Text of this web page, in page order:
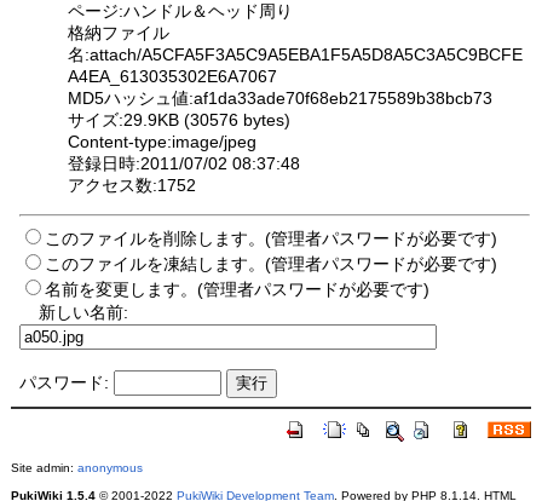
ページ:ハンドル＆ヘッド周り
格納ファイル
名:attach/A5CFA5F3A5C9A5EBA1F5A5D8A5C3A5C9BCFE
A4EA_613035302E6A7067
MD5ハッシュ値:af1da33ade70f68eb2175589b38bcb73
サイズ:29.9KB (30576 bytes)
Content-type:image/jpeg
登録日時:2011/07/02 08:37:48
アクセス数:1752
このファイルを削除します。(管理者パスワードが必要です)
このファイルを凍結します。(管理者パスワードが必要です)
名前を変更します。(管理者パスワードが必要です)
新しい名前:
パスワード:
Site admin: anonymous
PukiWiki 1.5.4© 2001-2022 PukiWiki Development Team. Powered by PHP 8.1.14. HTML